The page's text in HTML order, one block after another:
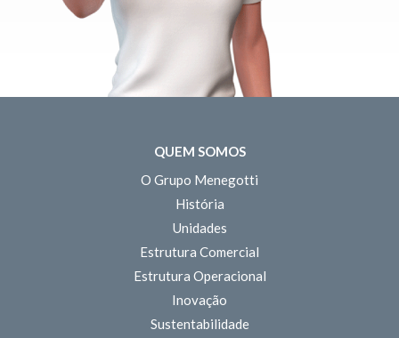
QUEM SOMOS
O Grupo Menegotti
História
Unidades
Estrutura Comercial
Estrutura Operacional
Inovação
Sustentabilidade